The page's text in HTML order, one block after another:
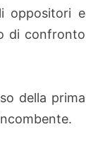
oppositori e
di confronto
della prima